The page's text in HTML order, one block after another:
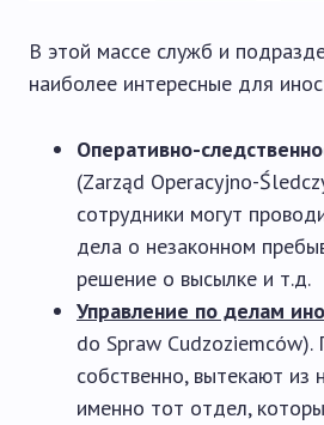
В этой массе служб и
наиболее интересные для
Оперативно-
(Zarząd Operacyjno-
сотрудники могут
дела о незаконном
решение о высылке и т.д.
Управление по делам
do Spraw
собственно, вытекают из
именно тот отдел,